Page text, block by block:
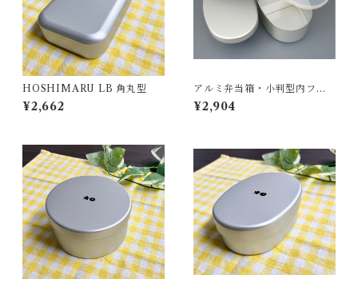
HOSHIMARU LB 角丸型
¥2,662
アルミ弁当箱・小判型内フタ
付L
¥2,904